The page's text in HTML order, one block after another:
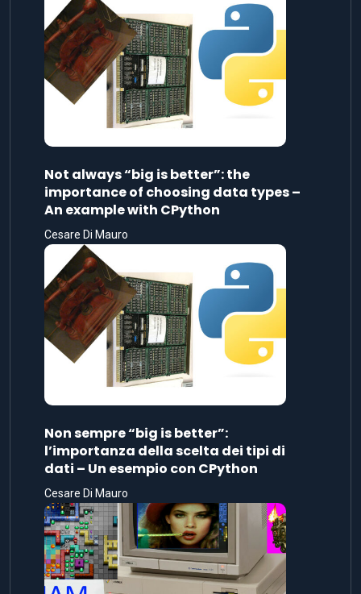
Not always “big is better”: the
importance of choosing data types –
An example with CPython
Cesare Di Mauro
Non sempre “big is better”:
l’importanza della scelta dei tipi di
dati – Un esempio con CPython
Cesare Di Mauro